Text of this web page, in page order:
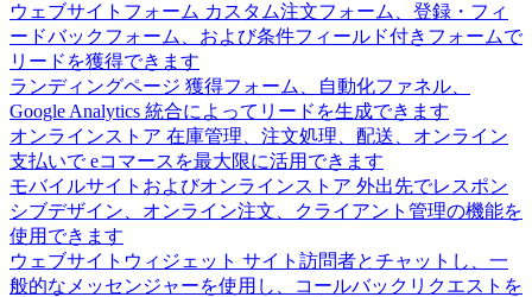
ウェブサイトフォーム カスタム注文フォーム、登録・フィ
ードバックフォーム、および条件フィールド付きフォームで
リードを獲得できます
ランディングページ 獲得フォーム、自動化ファネル、
Google Analytics 統合によってリードを生成できます
オンラインストア 在庫管理、注文処理、配送、オンライン
支払いで eコマースを最大限に活用できます
モバイルサイトおよびオンラインストア 外出先でレスポン
シブデザイン、オンライン注文、クライアント管理の機能を
使用できます
ウェブサイトウィジェット サイト訪問者とチャットし、一
般的なメッセンジャーを使用し、コールバックリクエストを